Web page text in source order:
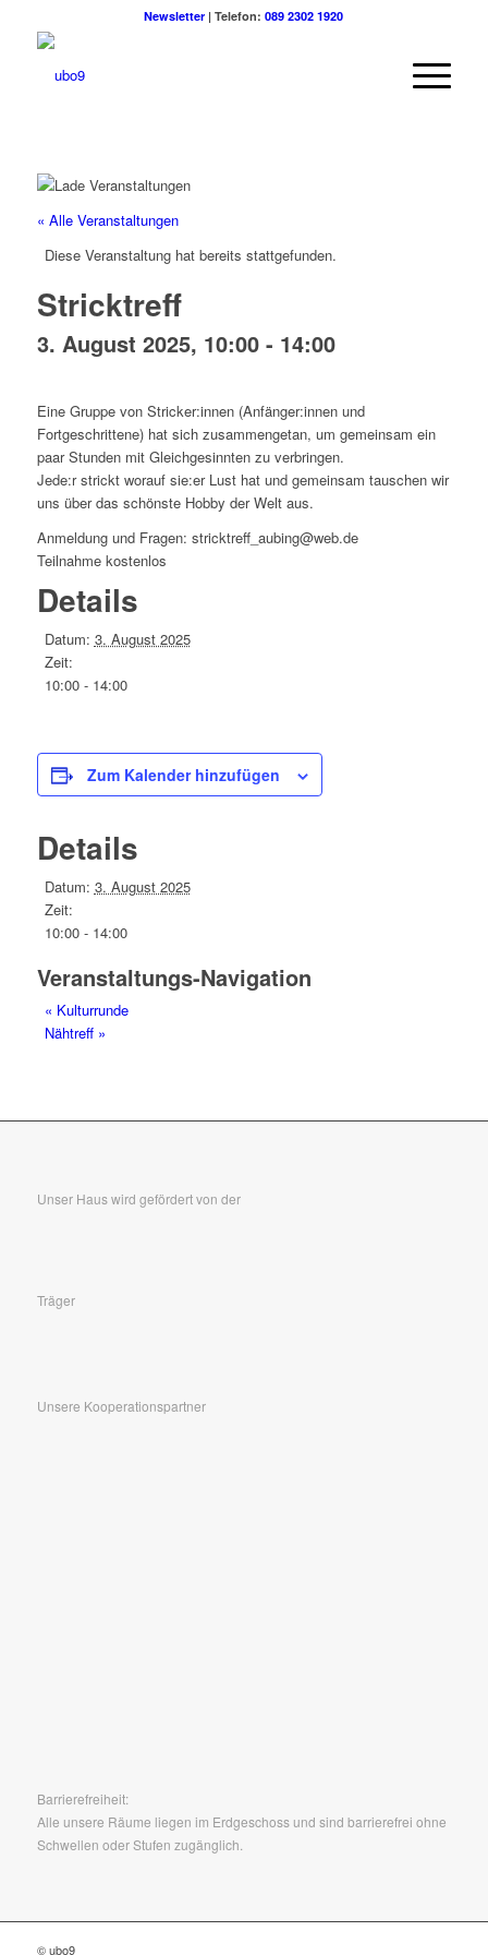
Newsletter | Telefon:089 2302 1920
« Alle Veranstaltungen
Diese Veranstaltung hat bereits stattgefunden.
Stricktreff
3. August 2025, 10:00- 14:00
Eine Gruppe von Stricker:innen (Anfänger:innen und
Fortgeschrittene) hat sich zusammengetan, um gemeinsam ein
paar Stunden mit Gleichgesinnten zu verbringen.
Jede:r strickt worauf sie:er Lust hat und gemeinsam tauschen wir
uns über das schönste Hobby der Welt aus.
Anmeldung und Fragen: stricktreff_aubing@web.de
Teilnahme kostenlos
Details
Datum: 3. August 2025
Zeit:
10:00 - 14:00
Zum Kalender hinzufügen
Details
Datum: 3. August 2025
Zeit:
10:00 - 14:00
Veranstaltungs-Navigation
« Kulturrunde
Nähtreff »
Unser Haus wird gefördert von der
Träger
Unsere Kooperationspartner
Barrierefreiheit:
Alle unsere Räume liegen im Erdgeschoss und sind barrierefrei ohne
Schwellen oder Stufen zugänglich.
© ubo9